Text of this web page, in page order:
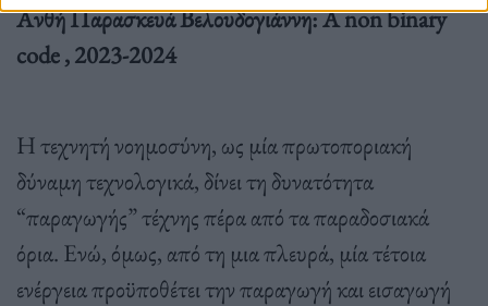
Ανθή Παρασκευά Βελουδογιάννη: Α non binary
code , 2023-2024
Η τεχνητή νοημοσύνη, ως μία πρωτοποριακή
δύναμη τεχνολογικά, δίνει τη δυνατότητα
“παραγωγής” τέχνης πέρα από τα παραδοσιακά
όρια. Ενώ, όμως, από τη μια πλευρά, μία τέτοια
ενέργεια προϋποθέτει την παραγωγή και εισαγωγή